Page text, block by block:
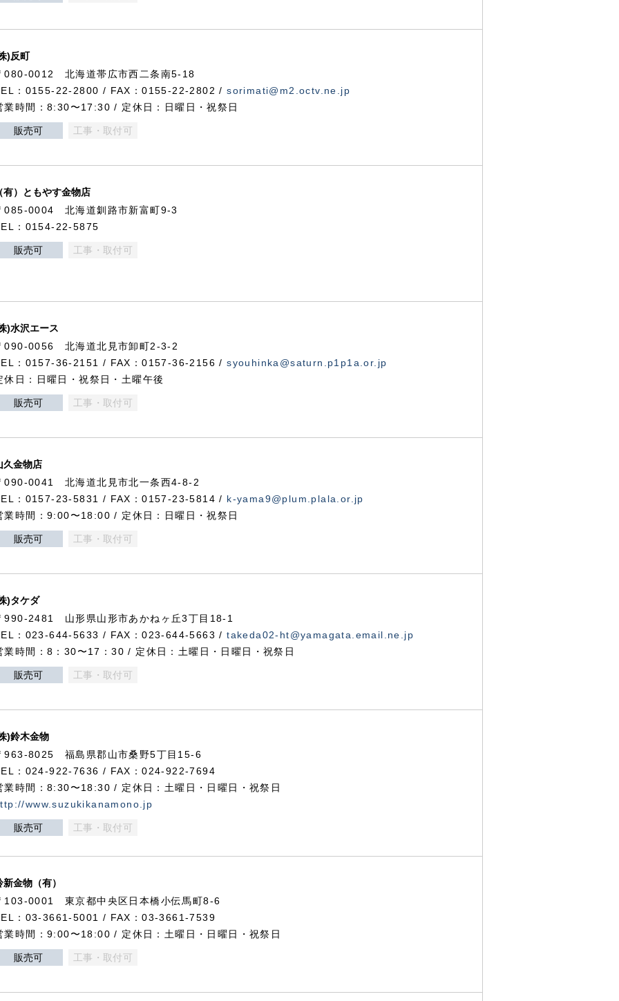
)反町
080-0012 北海道帯広市西二条南5-18
：0155-22-2800 / FAX：0155-22-2802 /sorimati@m2.octv.ne.jp
業時間：8:30〜17:30 / 定休日：日曜日・祝祭日
販売可 工事・取付可
有）ともやす金物店
085-0004 北海道釧路市新富町9-3
：0154-22-5875
販売可 工事・取付可
)水沢エース
090-0056 北海道北見市卸町2-3-2
：0157-36-2151 / FAX：0157-36-2156 /syouhinka@saturn.p1p1a.or.jp
休日：日曜日・祝祭日・土曜午後
販売可 工事・取付可
久金物店
090-0041 北海道北見市北一条西4-8-2
：0157-23-5831 / FAX：0157-23-5814 / k-yama9@plum.plala.or.jp
業時間：9:00〜18:00 / 定休日：日曜日・祝祭日
販売可 工事・取付可
)タケダ
990-2481 山形県山形市あかねヶ丘3丁目18-1
：023-644-5633 / FAX：023-644-5663 /takeda02-ht@yamagata.email.ne.jp
業時間：8：30〜17：30 / 定休日：土曜日・日曜日・祝祭日
販売可 工事・取付可
)鈴木金物
963-8025 福島県郡山市桑野5丁目15-6
：024-922-7636 / FAX：024-922-7694
業時間：8:30〜18:30 / 定休日：土曜日・日曜日・祝祭日
www.suzukikanamono.jp
販売可 工事・取付可
新金物（有）
103-0001 東京都中央区日本橋小伝馬町8-6
：03-3661-5001 / FAX：03-3661-7539
業時間：9:00〜18:00 / 定休日：土曜日・日曜日・祝祭日
販売可 工事・取付可